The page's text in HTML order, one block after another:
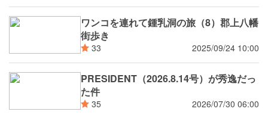
ワンコを連れて鍾乳洞の旅（8）郡上八幡
街歩き
33 2025/09/24 10:00
PRESIDENT（2026.8.14号）が秀逸だっ
た件
35 2026/07/30 06:00